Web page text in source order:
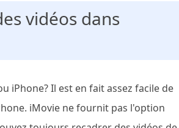
vidéos dans
iPhone? Il est en fait assez facile de
iMovie ne fournit pas l'option